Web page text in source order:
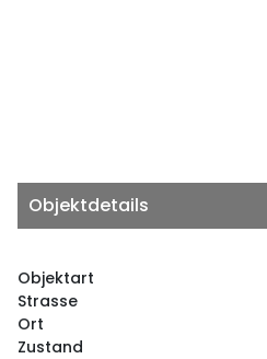
Objektdetails
Objektart
Strasse
Ort
Zustand